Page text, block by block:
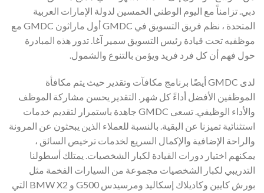
دبي. تزامناً مع اليوم الوطني الخمسين لدولة الإمارات العربية
المتحدة ، نظم فريق التسويق في GMDC أول ماراثون GMDC مع
موظفيه تحت قيادة رئيس التسويق سمير آغا. تدور هذه المبادرة
حول فهم أن كل فرد فريد ويؤمن بالتنوع والشمول.
لدى GMDC أيضًا برنامج مكافآت وتقدير حيث يتم مكافأة
الموظفين الأفضل أداءً كل شهر. التقدير يحسن مشاركة الموظف
والأداء الوظيفي. تسعى GMDC جاهدة باستمرار لتقديم خدمات
استثنائية تميزنا عن البقية. بالنسبة للعملاء الذين يبحثون عن المرونة
والراحة الإضافية والإكمال السريع لخدمات ترخيص السائق ،
يمكنهم اختيار دورات القيادة لكبار الشخصيات. يمتلك أسطولنا
التدريبي لكبار الشخصيات مجموعة من السيارات الفخمة مثل
بورش كايين وكاديلاك إسكاليد ومرسيدس G500 و BMW X2 التي